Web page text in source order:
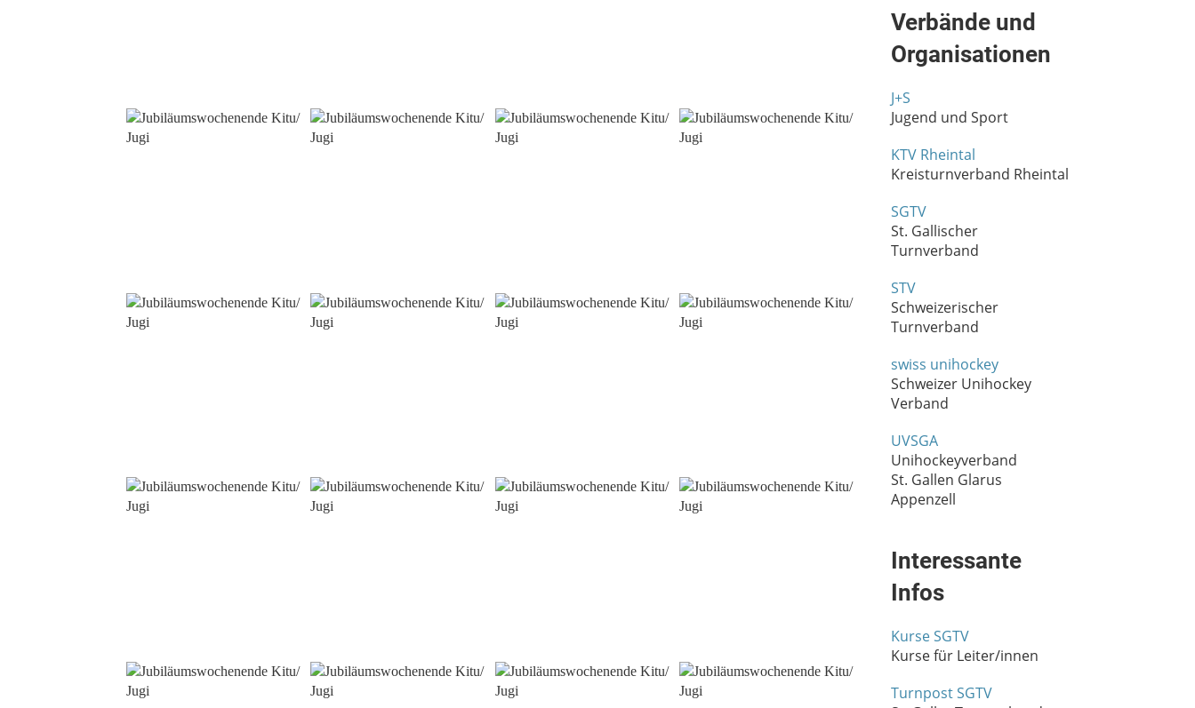
Verbände und
Organisationen
J+S
Jugend und Sport
KTV Rheintal
Kreisturnverband Rheintal
SGTV
St. Gallischer
Turnverband
STV
Schweizerischer
Turnverband
swiss unihockey
Schweizer Unihockey
Verband
UVSGA
Unihockeyverband
St. Gallen Glarus
Appenzell
Interessante
Infos
Kurse SGTV
Kurse für Leiter/innen
Turnpost SGTV